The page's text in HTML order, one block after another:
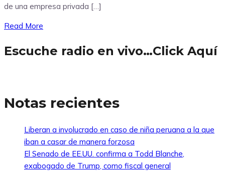
de una empresa privada […]
Read More
Escuche radio en vivo…Click Aquí
Notas recientes
Liberan a involucrado en caso de niña peruana a la que
iban a casar de manera forzosa
El Senado de EE.UU. confirma a Todd Blanche,
exabogado de Trump, como fiscal general